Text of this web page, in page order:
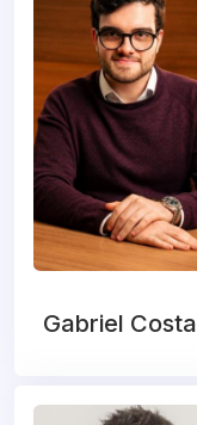
Gabriel Costa